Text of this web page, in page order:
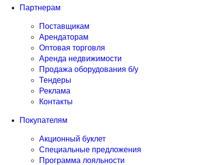
Партнерам
Поставщикам
Арендаторам
Оптовая торговля
Аренда недвижимости
Продажа оборудования б/у
Тендеры
Реклама
Контакты
Покупателям
Акционный буклет
Специальные предложения
Программа лояльности